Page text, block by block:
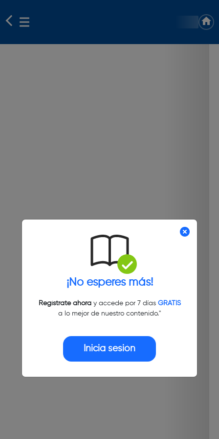
¡No esperes más!
Regístrate ahoray accede por 7 días GRATIS
a lo mejor de nuestro contenido."
Inicia sesión